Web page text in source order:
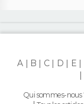
A
B C D E
Qui sommes-nous